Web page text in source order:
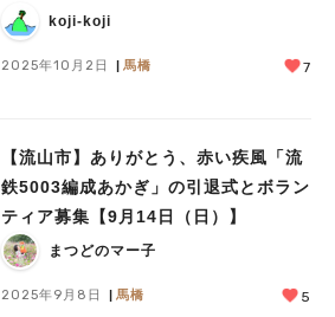
＆10/5(日)フリーマーケット by NPO
法人にゃん2
koji-koji
2025年10月2日 馬橋 7
【流山市】ありがとう、赤い疾風「流
鉄5003編成あかぎ」の引退式とボラン
ティア募集【9月14日（日）】
まつどのマー子
2025年9月8日 馬橋 5